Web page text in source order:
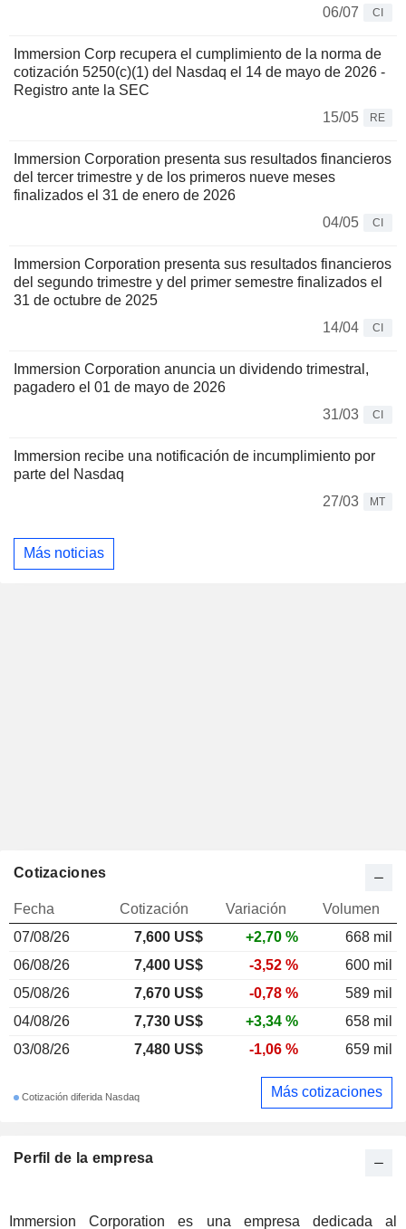
06/07
CI
Immersion Corp recupera el cumplimiento de la norma de
cotización 5250(c)(1) del Nasdaq el 14 de mayo de 2026 -
Registro ante la SEC
15/05
RE
Immersion Corporation presenta sus resultados financieros
del tercer trimestre y de los primeros nueve meses
finalizados el 31 de enero de 2026
04/05
CI
Immersion Corporation presenta sus resultados financieros
del segundo trimestre y del primer semestre finalizados el
31 de octubre de 2025
14/04
CI
Immersion Corporation anuncia un dividendo trimestral,
pagadero el 01 de mayo de 2026
31/03
CI
Immersion recibe una notificación de incumplimiento por
parte del Nasdaq
27/03
MT
Más noticias
Perfil de la empresa
Immersion Corporation es una empresa dedicada al
Cotizaciones
Fecha Cotización Variación
Volumen
07/08/26
7,600 US$ +2,70 %
668 mil
06/08/26
7,400 US$ -3,52 %
600 mil
05/08/26
7,670 US$ -0,78 %
589 mil
04/08/26
7,730 US$ +3,34 %
658 mil
03/08/26
7,480 US$ -1,06 % 659 mil
Cotización diferida Nasdaq Más cotizaciones